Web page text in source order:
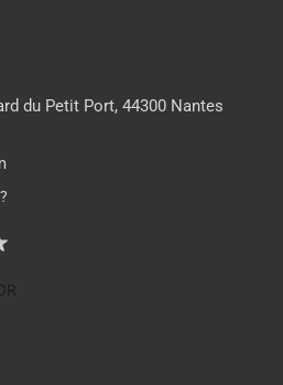
du Petit Port, 44300 Nantes